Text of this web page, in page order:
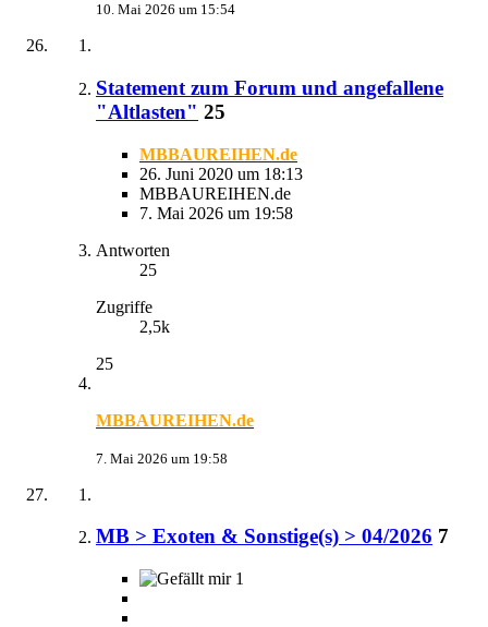
10. Mai 2026 um 15:54
Statement zum Forum und angefallene
"Altlasten" 25
MBBAUREIHEN.de
26. Juni 2020 um 18:13
MBBAUREIHEN.de
7. Mai 2026 um 19:58
Antworten
25
Zugriffe
2,5k
25
MBBAUREIHEN.de
7. Mai 2026 um 19:58
MB > Exoten & Sonstige(s) > 04/2026 7
1